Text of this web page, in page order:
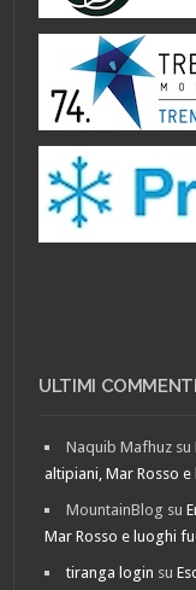
ULTIMI COMMENTI
Naquib Mafhuz su
altipiani, Mar Rosso
MountainBlog su
Mar Rosso e luoghi
tiranga login su